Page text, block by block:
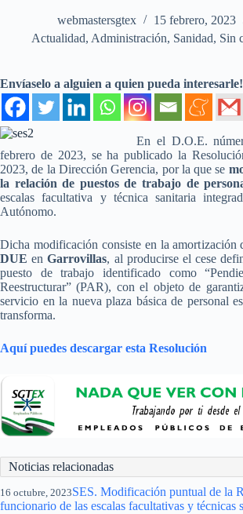
webmastersgtex
15 febrero, 2023
Actualidad, Administración, Sanidad, Sin
Envíaselo a alguien a quien pueda
En el D.O.E.
febrero de 2023, se ha publicado la
2023, de la Dirección Gerencia, por la que se
la relación de puestos de trabajo de
escalas facultativa y técnica sanitaria
Autónomo.
Dicha modificación consiste en la amortización
DUE enGarrovillas, al producirse el cese
puesto de trabajo identificado como
Reestructurar” (PAR), con el objeto de
servicio en la nueva plaza básica de personal
transforma.
Aquí puedes descargar esta Resolución
Noticias relacionadas
16 octubre, 2023SES. Modificación puntual de la
funcionario de las escalas facultativas y técnicas